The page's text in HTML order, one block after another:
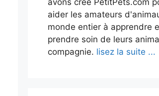
avons créé PetitPets.com
aider les amateurs
monde entier à apprendre
prendre soin de leurs
compagnie. lisez la suite ...